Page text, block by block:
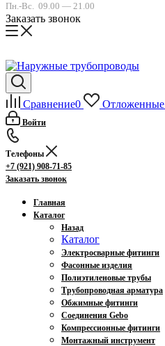
Пн.-Вс. 09.00 — 21.00
Заказать звонок
Сравнение0 Отложенные
Войти
Телефоны
+7 (921) 908-71-85
Заказать звонок
Главная
Каталог
Назад
Каталог
Электросварные фитинги
Фасонные изделия
Полиэтиленовые трубы
Трубопроводная арматура
Обжимные фитинги
Соединения Gebo
Компрессионные фитинги
Монтажный инструмент